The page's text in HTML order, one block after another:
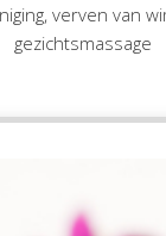
verven van
gezichtsmassage